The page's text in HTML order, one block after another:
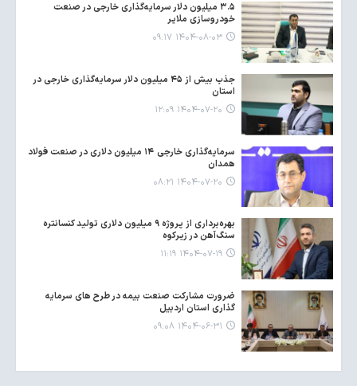
۳.۵ میلیون دلار سرمایه‌گذاری خارجی در صنعت
خودروسازی ملایر
۱۴۰۴-۰۸-۰۳ ۰۹:۱۷
جذب بیش از ۴۵ میلیون دلار سرمایه‌گذاری خارجی در
استان
۱۴۰۴-۰۷-۲۰ ۱۲:۰۹
سرمایه‌گذاری خارجی ۱۴ میلیون دلاری در صنعت فولاد
همدان
۱۴۰۴-۰۷-۲۰ ۰۸:۲۱
بهره‌برداری از پروژه ۹ میلیون دلاری تولید کنسانتره
سنگ‌آهن در زیرکوه
۱۴۰۴-۰۷-۱۹ ۱۱:۱۹
ضرورت مشارکت صنعت بیمه در طرح های سرمایه
گذاری استان اردبیل
۱۴۰۴-۰۶-۳۱ ۰۹:۰۸